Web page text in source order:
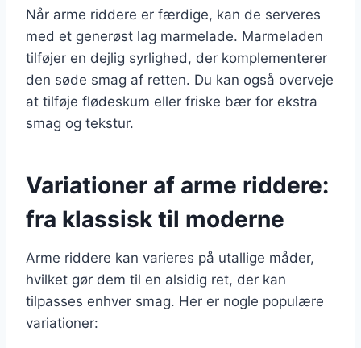
Når arme riddere er færdige, kan de serveres
med et generøst lag marmelade. Marmeladen
tilføjer en dejlig syrlighed, der komplementerer
den søde smag af retten. Du kan også overveje
at tilføje flødeskum eller friske bær for ekstra
smag og tekstur.
Variationer af arme riddere:
fra klassisk til moderne
Arme riddere kan varieres på utallige måder,
hvilket gør dem til en alsidig ret, der kan
tilpasses enhver smag. Her er nogle populære
variationer: